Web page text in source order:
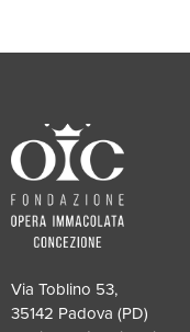
Via Toblino 53,
35142 Padova (PD)